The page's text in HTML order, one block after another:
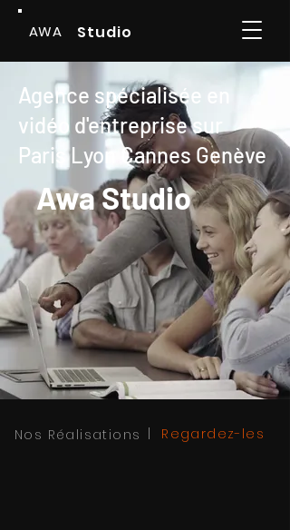
AWA Studio
Agence spécialisée en
vidéo d'entreprisesur
Paris Lyon Cannes Genève
Awa Studio
Nos Réalisations Regardez-les